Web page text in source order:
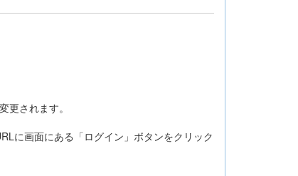
更されます。
に画面にある「ログイン」ボタンをクリック